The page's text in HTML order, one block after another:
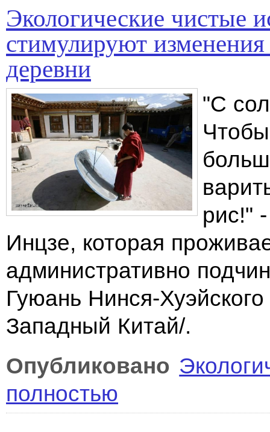
Экологические чистые
стимулируют
деревни
"С
Чтобы
рис!"
Инцзе, которая
административно
Гуюань Нинся-
Западный Китай/.
Опубликовано
полностью